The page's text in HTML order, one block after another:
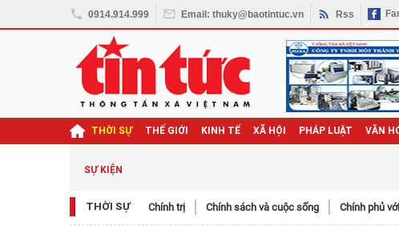
0914.914.999 Email: thuky@baotintuc.vn Rss
THỜI SỰ THẾ GIỚI KINH TẾ XÃ HỘI PHÁP LUẬT VĂN
SỰ KIỆN
THỜI SỰ Chính trị Chính sách và cuộc sống Chính phủ